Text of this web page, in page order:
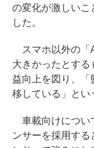
の変化が激しいこ
した。
スマホ以外の「
大きかったとする
益向上を図り、「
移している」とい
車載向けについ
ンサーを採用す